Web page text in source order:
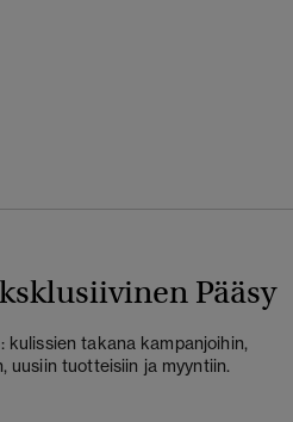
Pääsy
kulissien takana kampanjoihin,
uusiin tuotteisiin ja myyntiin.